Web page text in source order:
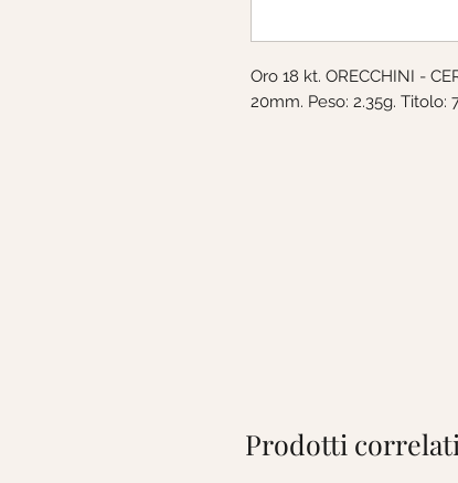
Oro 18 kt. ORECCHINI -
20mm. Peso: 2.35g. Titolo:
Prodotti correlati